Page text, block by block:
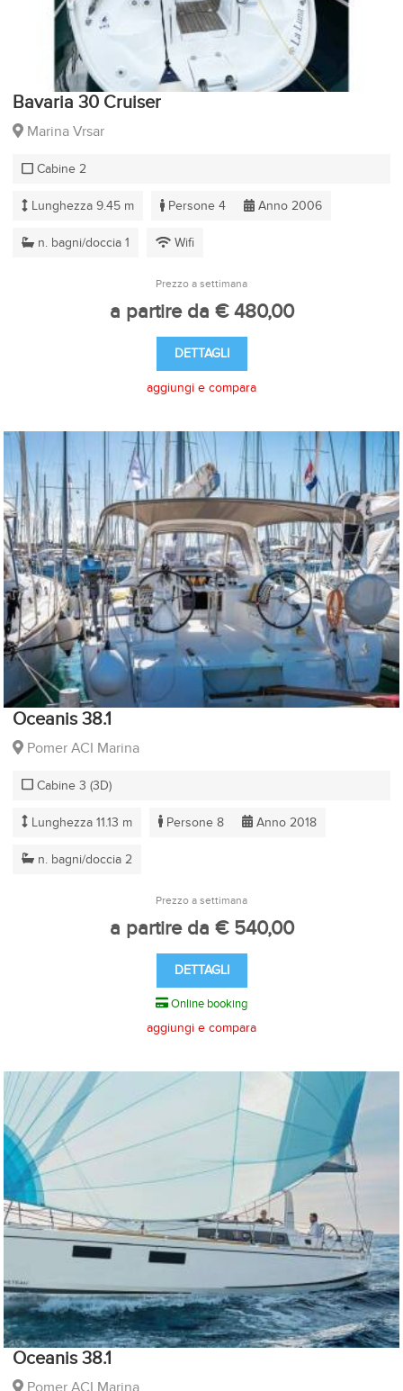
Bavaria 30 Cruiser
Marina Vrsar
Cabine 2
Lunghezza 9.45 m Persone 4 Anno 2006
n. bagni/doccia 1 Wifi
Prezzo a settimana
a partire da € 480,00
DETTAGLI
aggiungi e compara
Oceanis 38.1
Pomer ACI Marina
Cabine 3 (3D)
Lunghezza 11.13 m Persone 8 Anno 2018
n. bagni/doccia 2
Prezzo a settimana
a partire da € 540,00
DETTAGLI
Online booking
aggiungi e compara
Oceanis 38.1
Pomer ACI Marina